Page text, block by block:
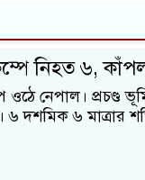
নিহত ৬, কাঁপল
নেপাল। প্রচণ্ড
৬ দশমিক ৬ মাত্রার